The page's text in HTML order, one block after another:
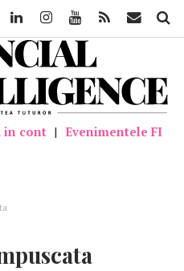
in cont | Evenimentele FI
LinkedinInstagramYoutube Feed Mail